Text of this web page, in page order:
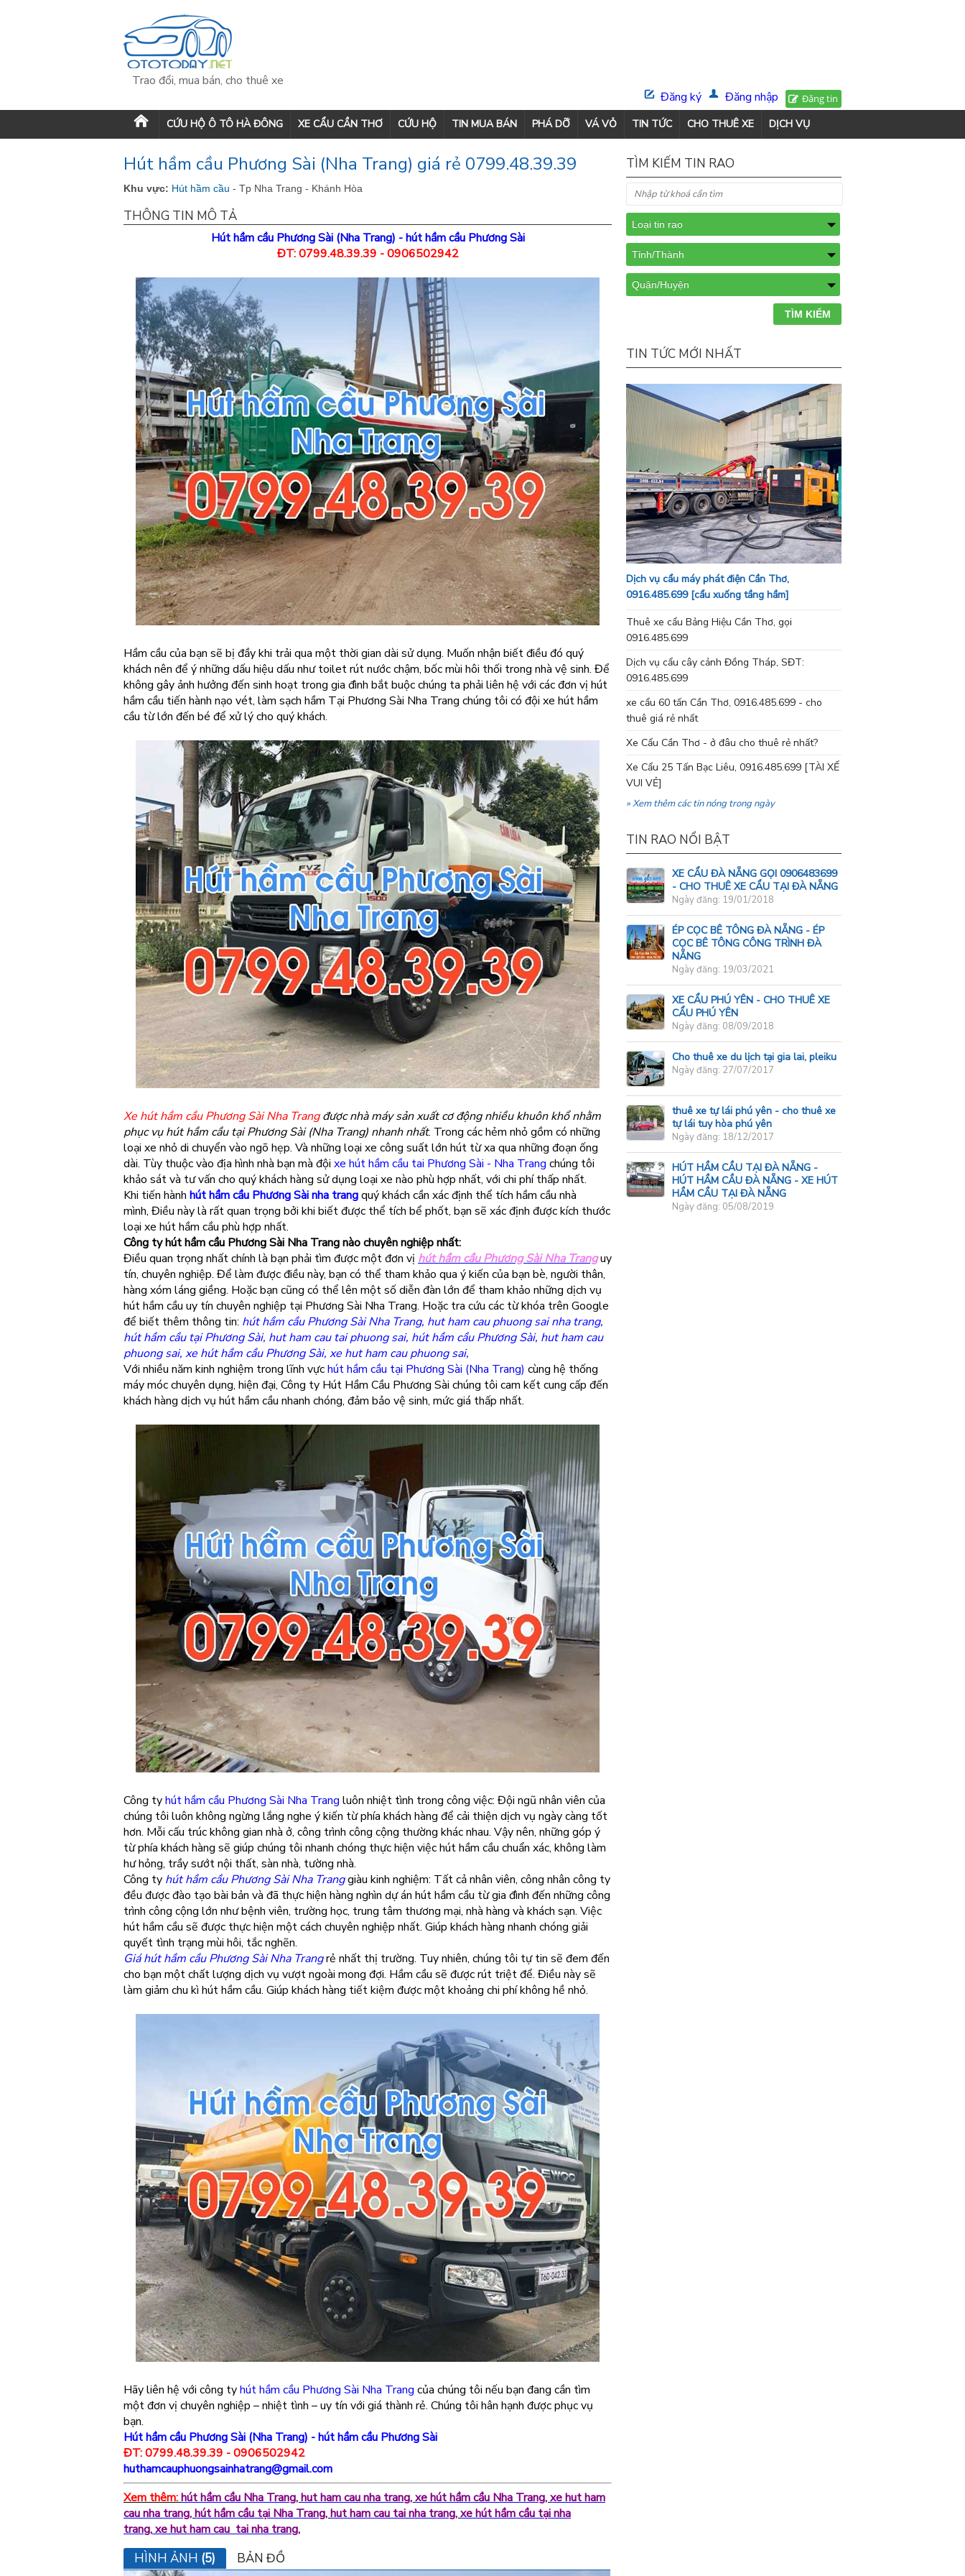
Trao đổi, mua bán, cho thuê xe
Đăng tin
Đăng nhập
Đăng ký
CỨU HỘ Ô TÔ HÀ ĐÔNG XE CẨU CẦN THƠ CỨU HỘ TIN MUA BÁN PHÁ DỠ VÁ VỎ TIN TỨC CHO THUÊ XE DỊCH VỤ
Hút hầm cầu Phương Sài (Nha Trang) giá rẻ 0799.48.39.39
Khu vực: Hút hầm cầu - Tp Nha Trang - Khánh Hòa
THÔNG TIN MÔ TẢ
Hút hầm cầu Phương Sài (Nha Trang) -hút hầm cầu Phương Sài
ĐT: 0799.48.39.39 - 0906502942
Hầm cầu của bạn sẽ bị đầy khi trải qua một thời gian dài sử dụng. Muốn nhận biết điều đó quý
khách nên để ý những dấu hiệu dấu như toilet rút nước chậm, bốc mùi hôi thối trong nhà vệ sinh. Để
không gây ảnh hưởng đến sinh hoạt trong gia đình bắt buộc chúng ta phải liên hệ với các đơn vị hút
hầm cầu tiến hành nạo vét, làm sạch hầm Tại Phương Sài Nha Trang chúng tôi có đội xe hút hầm
cầu từ lớn đến bé để xử lý cho quý khách.
Xe hút hầm cầu Phương Sài Nha Trangđược nhà máy sản xuất cơ động nhiều khuôn khổ nhằm
phục vụ hút hầm cầu tại Phương Sài (Nha Trang) nhanh nhất. Trong các hẻm nhỏ gồm có những
loại xe nhỏ di chuyển vào ngõ hẹp. Và những loại xe công suất lớn hút từ xa qua những đoạn ống
dài. Tùy thuộc vào địa hình nhà bạn mà đội xe hút hầm cầu tai Phương Sài - Nha Trang chúng tôi
khảo sát và tư vấn cho quý khách hàng sử dụng loại xe nào phù hợp nhất, với chi phí thấp nhất.
Khi tiến hành hút hầm cầu Phương Sài nha trangquý khách cần xác định thể tích hầm cầu nhà
mình, Điều này là rất quan trọng bởi khi biết được thể tích bể phốt, bạn sẽ xác định được kích thước
loại xe hút hầm cầu phù hợp nhất.
Công ty hút hầm cầu Phương Sài Nha Trang nào chuyên nghiệp nhất:
Điều quan trọng nhất chính là bạn phải tìm được một đơn vị hút hầm cầu Phương Sài Nha Tranguy
tín, chuyên nghiệp. Để làm được điều này, bạn có thể tham khảo qua ý kiến của bạn bè, người thân,
hàng xóm láng giềng. Hoặc bạn cũng có thể lên một số diễn đàn lớn để tham khảo những dịch vụ
hút hầm cầu uy tín chuyên nghiệp tại Phương Sài Nha Trang. Hoặc tra cứu các từ khóa trên Google
để biết thêm thông tin: hút hầm cầu Phương Sài Nha Trang, hut ham cau phuong sai nha trang,
hút hầm cầu tại Phương Sài, hut ham cau tai phuong sai, hút hầm cầu Phương Sài, hut ham cau
phuong sai, xe hút hầm cầu Phương Sài, xe hut ham cau phuong sai,
Với nhiều năm kinh nghiệm trong lĩnh vựchút hầm cầu tại Phương Sài (Nha Trang) cùng hệ thống
máy móc chuyên dụng, hiện đại, Công ty Hút Hầm Cầu Phương Sài chúng tôi cam kết cung cấp đến
khách hàng dịch vụ hút hầm cầu nhanh chóng, đảm bảo vệ sinh, mức giá thấp nhất.
Công tyhút hầm cầu Phương Sài Nha Trang luôn nhiệt tình trong công việc: Đội ngũ nhân viên của
chúng tôi luôn không ngừng lắng nghe ý kiến từ phía khách hàng để cải thiện dịch vụ ngày càng tốt
hơn. Mỗi cấu trúc không gian nhà ở, công trình công cộng thường khác nhau. Vậy nên, những góp ý
từ phía khách hàng sẽ giúp chúng tôi nhanh chóng thực hiện việc hút hầm cầu chuẩn xác, không làm
hư hỏng, trầy sướt nội thất, sàn nhà, tường nhà.
Công ty hút hầm cầu Phương Sài Nha Tranggiàu kinh nghiệm: Tất cả nhân viên, công nhân công ty
đều được đào tạo bài bản và đã thực hiện hàng nghìn dự án hút hầm cầu từ gia đình đến những công
trình công cộng lớn như bệnh viên, trường học, trung tâm thương mại, nhà hàng và khách sạn. Việc
hút hầm cầu sẽ được thực hiện một cách chuyên nghiệp nhất. Giúp khách hàng nhanh chóng giải
quyết tình trạng mùi hôi, tắc nghẽn.
Giá hút hầm cầu Phương Sài Nha Trangrẻ nhất thị trường. Tuy nhiên, chúng tôi tự tin sẽ đem đến
cho bạn một chất lượng dịch vụ vượt ngoài mong đợi. Hầm cầu sẽ được rút triệt để. Điều này sẽ
làm giảm chu kì hút hầm cầu. Giúp khách hàng tiết kiệm được một khoảng chi phí không hề nhỏ.
Hãy liên hệ với công tyhút hầm cầu Phương Sài Nha Trang của chúng tôi nếu bạn đang cần tìm
một đơn vị chuyên nghiệp – nhiệt tình – uy tín với giá thành rẻ. Chúng tôi hân hạnh được phục vụ
bạn.
Hút hầm cầu Phương Sài (Nha Trang) - hút hầm cầu Phương Sài
ĐT: 0799.48.39.39 - 0906502942
huthamcauphuongsainhatrang@gmail.com
Xem thêm:hút hầm cầu Nha Trang,hut ham cau nha trang,xe hút hầm cầu Nha Trang,xe hut ham
cau nha trang,hút hầm cầu tại Nha Trang,hut ham cau tai nha trang,xe hút hầm cầu tại nha
trang,xe hut ham cau tai nha trang,
HÌNH ẢNH (5) BẢN ĐỒ
TÌM KIẾM TIN RAO
TIN TỨC MỚI NHẤT
Dịch vụ cẩu máy phát điện Cần Thơ,
0916.485.699 [cẩu xuống tầng hầm]
Thuê xe cẩu Bảng Hiệu Cần Thơ, gọi
0916.485.699
Dịch vụ cẩu cây cảnh Đồng Tháp, SĐT:
0916.485.699
xe cẩu 60 tấn Cần Thơ, 0916.485.699 - cho
thuê giá rẻ nhất
Xe Cẩu Cần Thơ - ở đâu cho thuê rẻ nhất?
Xe Cẩu 25 Tấn Bạc Liêu, 0916.485.699 [TÀI XẾ
VUI VẺ]
» Xem thêm các tin nóng trong ngày
TIN RAO NỔI BẬT
XE CẨU ĐÀ NẴNG GỌI 0906483699
- CHO THUÊ XE CẨU TẠI ĐÀ NẴNG
Ngày đăng: 19/01/2018
ÉP CỌC BÊ TÔNG ĐÀ NẴNG - ÉP
CỌC BÊ TÔNG CÔNG TRÌNH ĐÀ
NẴNG
Ngày đăng: 19/03/2021
XE CẨU PHÚ YÊN - CHO THUÊ XE
CẨU PHÚ YÊN
Ngày đăng: 08/09/2018
Cho thuê xe du lịch tại gia lai, pleiku
Ngày đăng: 27/07/2017
thuê xe tự lái phú yên - cho thuê xe
tự lái tuy hòa phú yên
Ngày đăng: 18/12/2017
HÚT HẦM CẦU TẠI ĐÀ NẴNG -
HÚT HẦM CẦU ĐÀ NẴNG - XE HÚT
HẦM CẦU TẠI ĐÀ NẴNG
Ngày đăng: 05/08/2019